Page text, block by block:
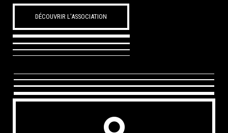
DÉCOUVRIR L'ASSOCIATION